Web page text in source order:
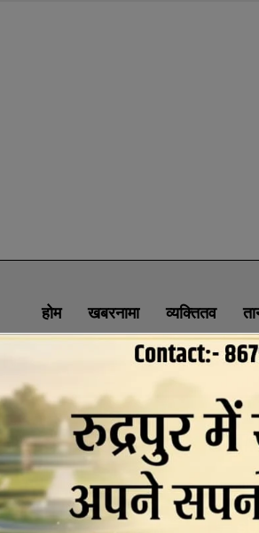
होम खबरनामा व्यक्तितव
ABOUT